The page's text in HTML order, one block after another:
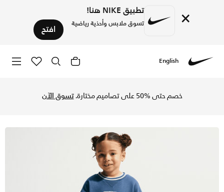
× تطبيق NIKE هنا!
تسوق ملابس وأحذية رياضية افتح
English
خصم حتى %50 على تصاميم مختارة. تسوق الآن